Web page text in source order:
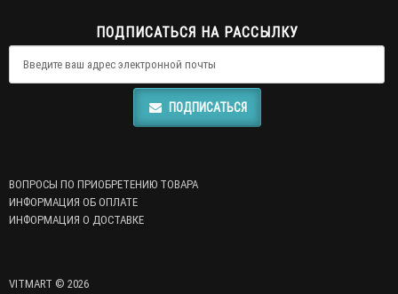
ПОДПИСАТЬСЯ НА РАССЫЛКУ
ПОДПИСАТЬСЯ
ВОПРОСЫ ПО ПРИОБРЕТЕНИЮ ТОВАРА
ИНФОРМАЦИЯ ОБ ОПЛАТЕ
ИНФОРМАЦИЯ О ДОСТАВКЕ
VITMART © 2026